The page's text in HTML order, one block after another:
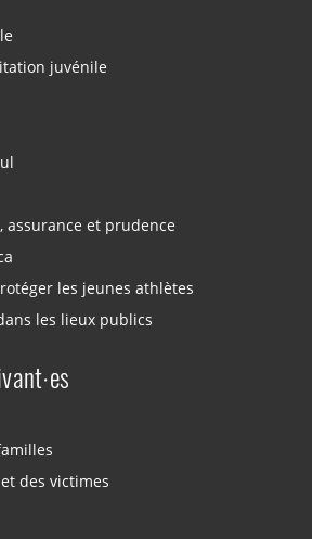
juvénile
assurance et prudence
les jeunes athlètes
les lieux publics
des victimes